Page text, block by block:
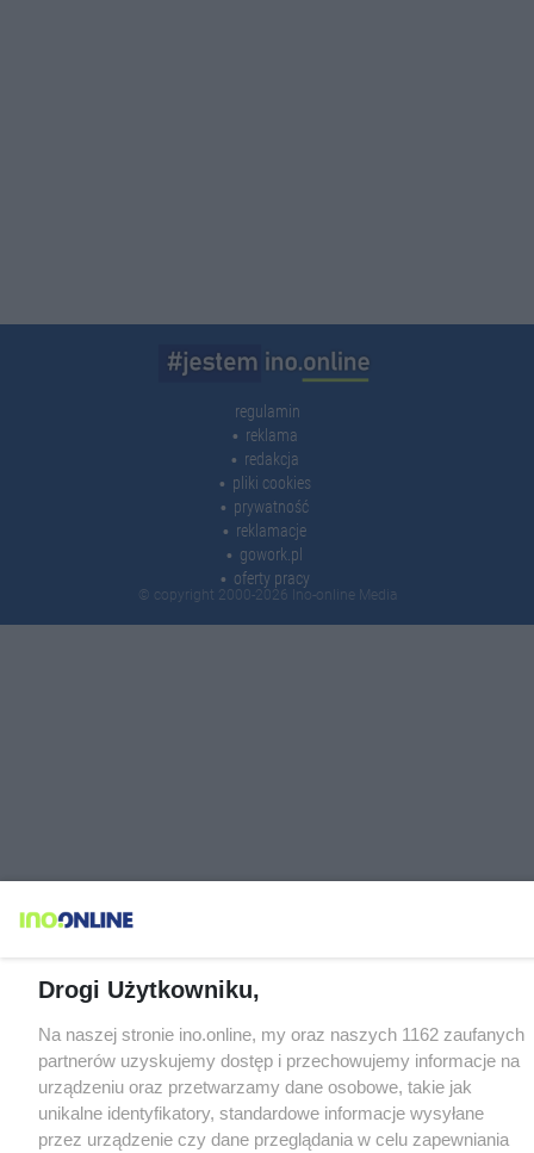
regulamin
reklama
redakcja
pliki cookies
prywatność
reklamacje
gowork.pl
oferty pracy
© copyright 2000-2026 Ino-online Media
Drogi Użytkowniku,
Na naszej stronie ino.online, my oraz naszych 1162 zaufanych
partnerów uzyskujemy dostęp i przechowujemy informacje na
urządzeniu oraz przetwarzamy dane osobowe, takie jak
unikalne identyfikatory, standardowe informacje wysyłane
przez urządzenie czy dane przeglądania w celu zapewniania